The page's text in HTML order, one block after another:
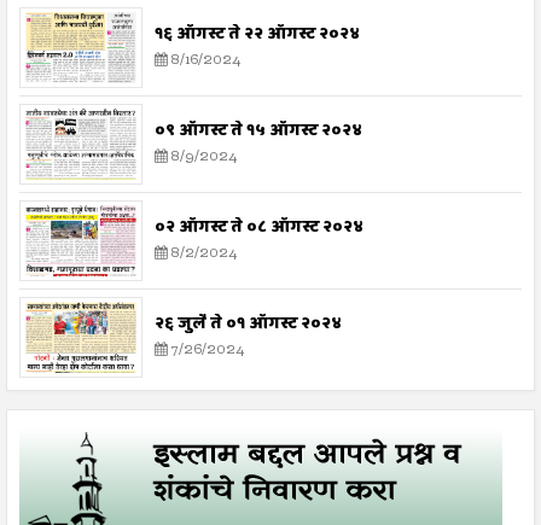
१६ ऑगस्ट ते २२ ऑगस्ट २०२४
8/16/2024
०९ ऑगस्ट ते १५ ऑगस्ट २०२४
8/9/2024
०२ ऑगस्ट ते ०८ ऑगस्ट २०२४
8/2/2024
२६ जुलै ते ०१ ऑगस्ट २०२४
7/26/2024